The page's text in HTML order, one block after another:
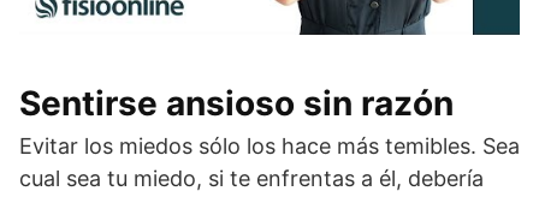
Sentirse ansioso sin razón
Evitar los miedos sólo los hace más temibles. Sea
cual sea tu miedo, si te enfrentas a él, debería